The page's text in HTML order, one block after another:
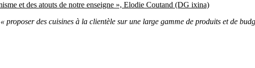
et des atouts de notre enseigne », Elodie Coutand (DG ixina)
« proposer des cuisines à la clientèle sur une large gamme de produits et de